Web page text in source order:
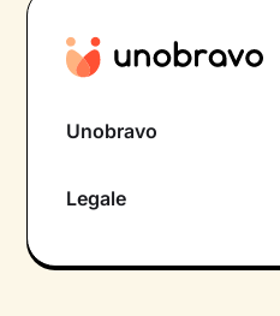
Unobravo
Psicologo in chat
Legale